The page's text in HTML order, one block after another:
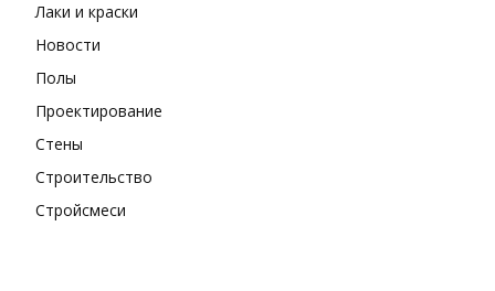
Лаки и краски
Новости
Полы
Проектирование
Стены
Строительство
Стройсмеси